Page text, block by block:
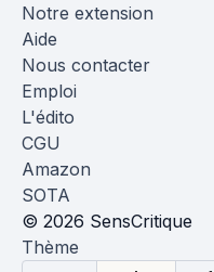
Notre extension
Aide
Nous contacter
Emploi
L'édito
CGU
Amazon
SOTA
© 2026 SensCritique
Thème